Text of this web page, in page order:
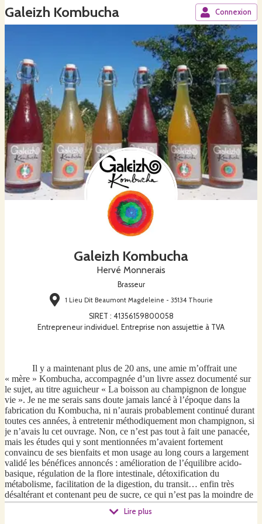
Galeizh Kombucha Connexion
Galeizh Kombucha
Hervé Monnerais
Brasseur
1 Lieu Dit Beaumont Magdeleine - 35134 Thourie
SIRET : 41356159800058
Entrepreneur individuel. Entreprise non assujettie à TVA
Il y a maintenant plus de 20 ans, une amie m’offrait une
« mère » Kombucha, accompagnée d’un livre assez documenté sur
le sujet, au titre aguicheur « La boisson au champignon de longue
vie ». Je ne me serais sans doute jamais lancé à l’époque dans la
fabrication du Kombucha, ni n’aurais probablement continué durant
toutes ces années, à entretenir méthodiquement mon champignon, si
je n’avais lu cet ouvrage. Non, ce n’est pas tout à fait une panacée,
mais les études qui y sont mentionnées m’avaient fortement
convaincu de ses bienfaits et mon usage au long cours a largement
validé les bénéfices annoncés : amélioration de l’équilibre acido-
basique, régulation de la flore intestinale, détoxification du
métabolisme, facilitation de la digestion, du transit… enfin très
désaltérant et contenant peu de sucre, ce qui n’est pas la moindre de
ses qualités.
, mon Kombucha, une bâtardise de Gallo et
Lire plus